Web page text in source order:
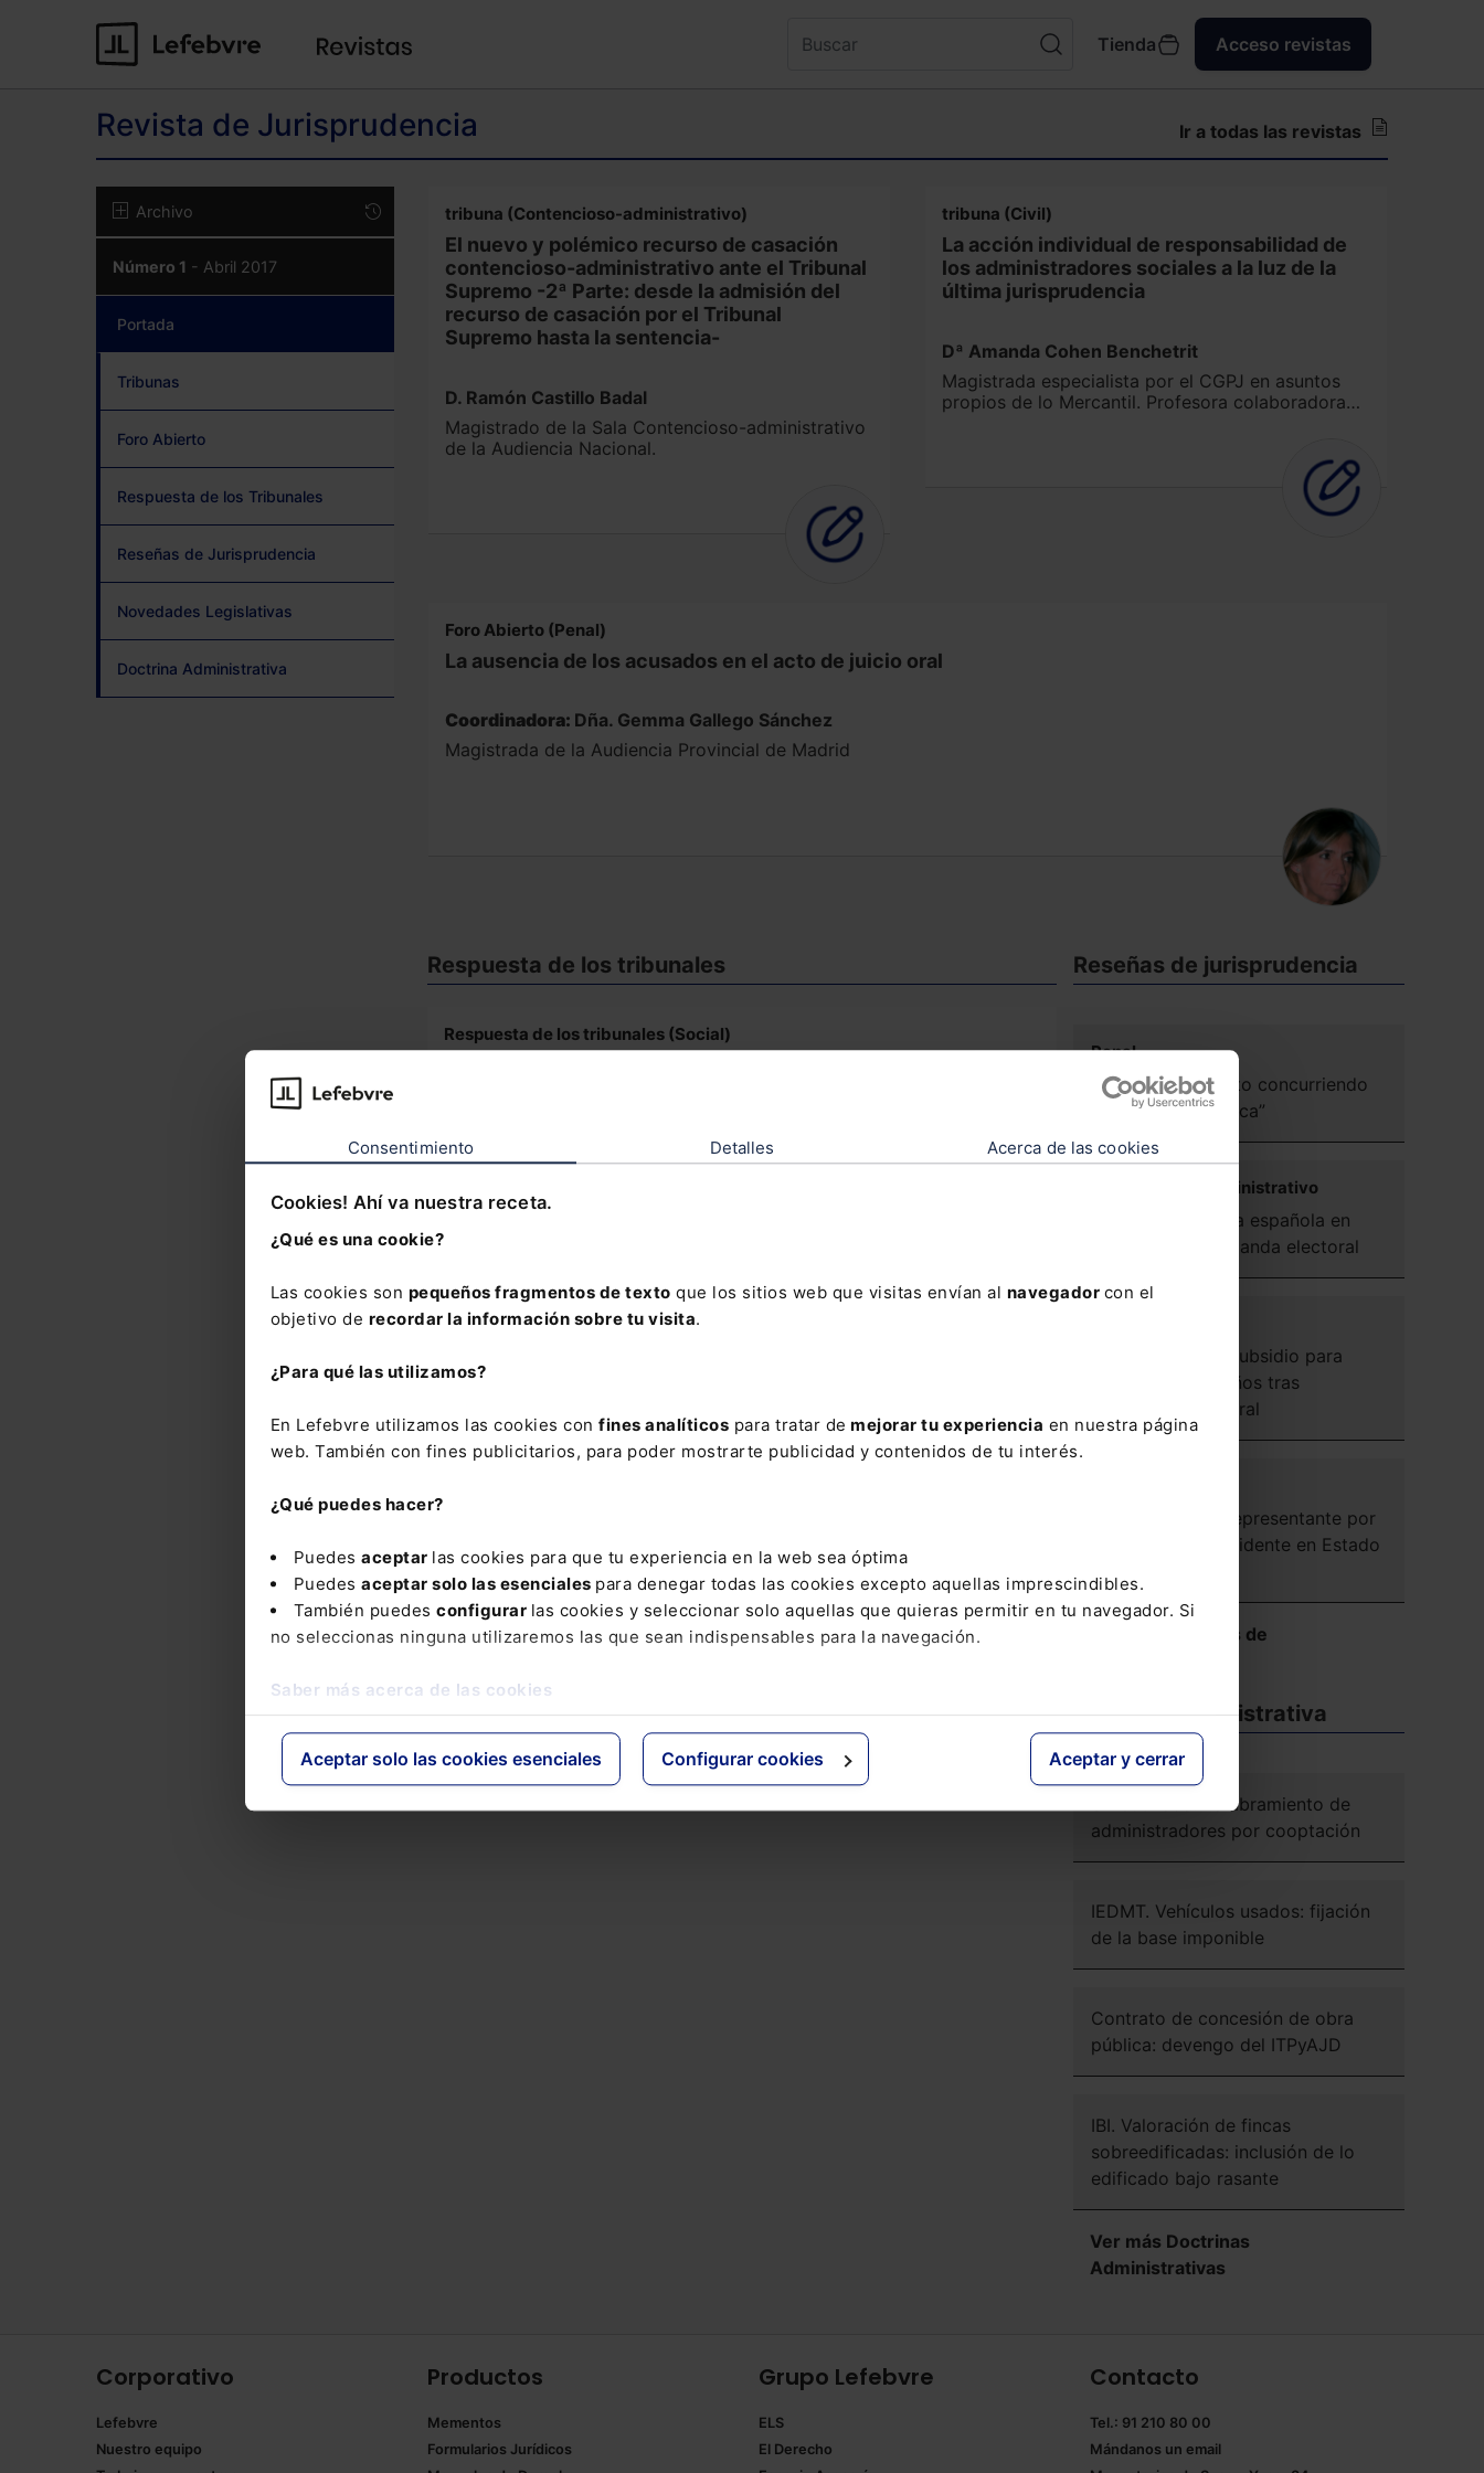
Consentimiento Detalles Acerca de las cookies
Cookies! Ahí va nuestra receta.
¿Qué es una cookie?
Las cookies son pequeños fragmentos de texto que los sitios web que visitas envían al navegador con el
objetivo de recordar la información sobre tu visita.
¿Para qué las utilizamos?
En Lefebvre utilizamos las cookies con fines analíticos para tratar de mejorar tu experiencia en nuestra página
web. También con fines publicitarios, para poder mostrarte publicidad y contenidos de tu interés.
¿Qué puedes hacer?
Puedes aceptar las cookies para que tu experiencia en la web sea óptima
Puedes aceptar solo las esenciales para denegar todas las cookies excepto aquellas imprescindibles.
También puedes configurar las cookies y seleccionar solo aquellas que quieras permitir en tu navegador. Si
no seleccionas ninguna utilizaremos las que sean indispensables para la navegación.
Saber más acerca de las cookies
Aceptar solo las cookies esenciales Configurar cookies Aceptar y cerrar
Tienda Acceso revistas
Revista de Jurisprudencia Ir a todas las revistas
Archivo
Número 1 - Abril 2017
Portada
Tribunas
Foro Abierto
Respuesta de los Tribunales
Reseñas de Jurisprudencia
Novedades Legislativas
Doctrina Administrativa
tribuna (Contencioso-administrativo)
El nuevo y polémico recurso de casación
contencioso-administrativo ante el Tribunal
Supremo -2ª Parte: desde la admisión del
recurso de casación por el Tribunal
Supremo hasta la sentencia-
D. Ramón Castillo Badal
Magistrado de la Sala Contencioso-administrativo
de la Audiencia Nacional.
tribuna (Civil)
La acción individual de responsabilidad de
los administradores sociales a la luz de la
última jurisprudencia
Dª Amanda Cohen Benchetrit
Magistrada especialista por el CGPJ en asuntos
propios de lo Mercantil. Profesora colaboradora
Foro Abierto (Penal)
La ausencia de los acusados en el acto de juicio oral
Coordinadora: Dña. Gemma Gallego Sánchez
Magistrada de la Audiencia Provincial de Madrid
Respuesta de los tribunales
Respuesta de los tribunales (Social)
Presidente de la Sala de lo Social del TSJ Comunidad Valenciana
Novedades Legislativas
Real Decreto 316/2017, de 31 de marzo, por el que se aprueba el
Reseñas de jurisprudencia
Penal
Delito de asesinato concurriendo
“alevosía doméstica”
Contencioso-administrativo
Uso de la bandera española en
sobres de propaganda electoral
Reanudación de subsidio para
mayores de 52 años tras
contratación laboral
Designación de representante por
encausado no residente en Estado
miembro
Ver más Reseñas de
Doctrina administrativa
SA cotizada: nombramiento de
administradores por cooptación
IEDMT. Vehículos usados: fijación
de la base imponible
Contrato de concesión de obra
pública: devengo del ITPyAJD
IBI. Valoración de fincas
sobreedificadas: inclusión de lo
edificado bajo rasante
Ver más Doctrinas
Administrativas
Corporativo
Lefebvre
Nuestro equipo
Productos
Mementos
Formularios Jurídicos
Grupo Lefebvre
ELS
El Derecho
Contacto
Tel.: 91 210 80 00
Mándanos un email